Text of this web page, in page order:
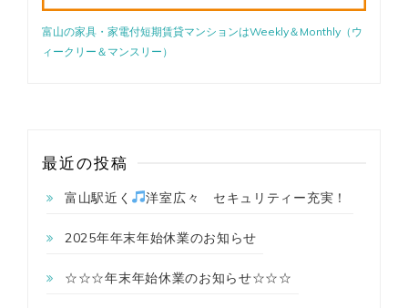
富山の家具・家電付短期賃貸マンションはWeekly＆Monthly（ウ
ィークリー＆マンスリー）
最近の投稿
富山駅近く 洋室広々 セキュリティー充実！
2025年年末年始休業のお知らせ
☆☆☆年末年始休業のお知らせ☆☆☆